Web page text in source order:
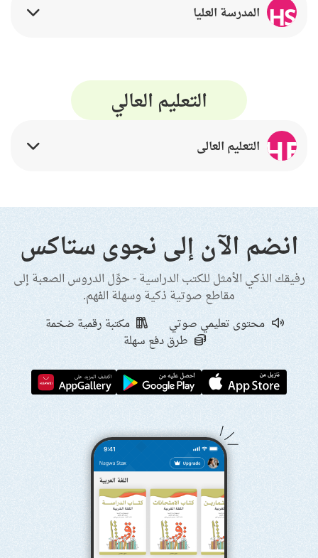
HS المدرسة العليا
التعليم العالي
HE التعليم العالي
انضم الآن إلى نجوى ستاكس
رفيقك الذكي الأمثل للكتب الدراسية - حوِّل الدروس الصعبة إلى
مقاطع صوتية ذكية وسهلة الفهم.
محتوى تعليمي صوتي
مكتبة رقمية ضخمة
طرق دفع سهلة